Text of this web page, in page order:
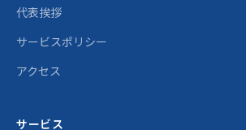
代表挨拶
サービスポリシー
アクセス
サービス